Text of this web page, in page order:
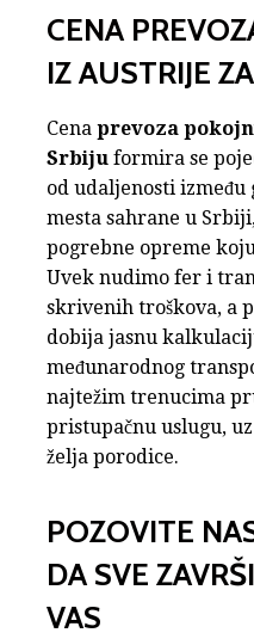
CENA
IZ AUSTRIJE
Cena prevoza
Srbiju formira se
od udaljenosti
mesta sahrane u
pogrebne opreme
Uvek nudimo fer i
skrivenih troškova, a
dobija jasnu
međunarodnog
najtežim trenucima
pristupačnu uslugu,
želja porodice.
POZOVITE
DA SVE
VAS